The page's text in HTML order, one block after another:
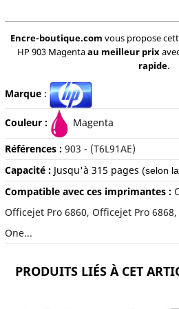
Encre-boutique.com vous propose
HP 903 Magentaau meilleur prix
rapide.
Marque:
Couleur : Magenta
Références : 903 - (T6L91AE)
Capacité : Jusqu'à 315 pages (selon
Compatible avec ces imprimantes :
Officejet Pro 6860, Officejet Pro
One...
PRODUITS LIÉS À CET